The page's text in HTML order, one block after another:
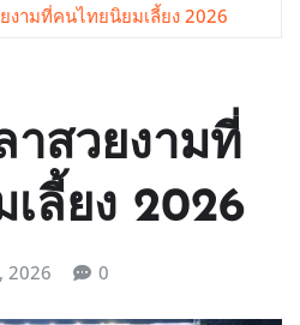
งามที่คนไทยนิยมเลี้ยง 2026
สวยงามที่
ลี้ยง 2026
2026 0